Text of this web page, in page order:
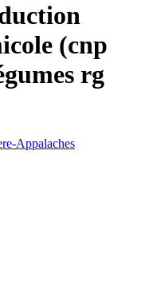
(cnp
rg
Appalaches